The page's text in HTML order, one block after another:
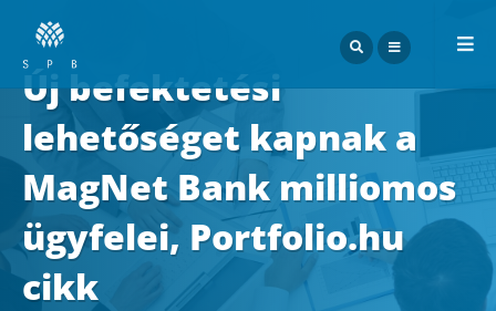
Új befektetési
lehetőséget kapnak a
MagNet Bank milliomos
ügyfelei, Portfolio.hu
cikk